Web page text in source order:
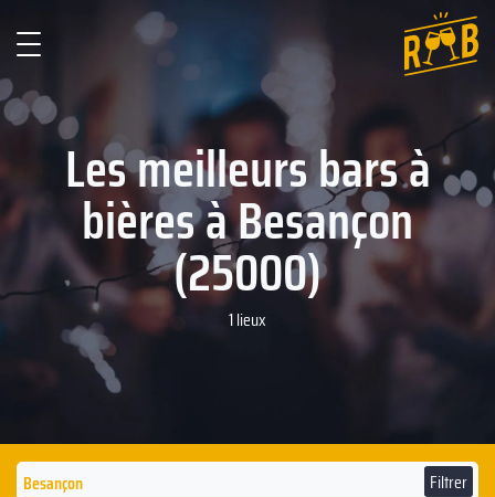
Les meilleurs bars à
bières à Besançon
(25000)
1 lieux
Filtrer